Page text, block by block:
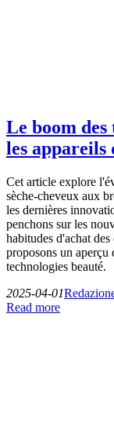
Le boom des
les appareils
Cet article explore
sèche-cheveux aux
les dernières
penchons sur les
habitudes d'achat
proposons un aperçu
technologies beauté.
2025-04-01
Read more